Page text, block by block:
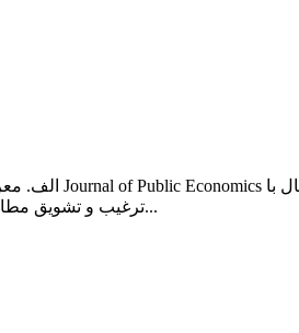
ترغیب و تشویق مطالعات علمی سعی در بیان مشکلات موجود در اقتصاد عمومی دارد. تاکید ویژه...